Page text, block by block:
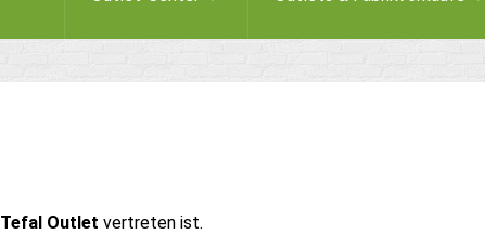
Tefal Outlet vertreten ist.